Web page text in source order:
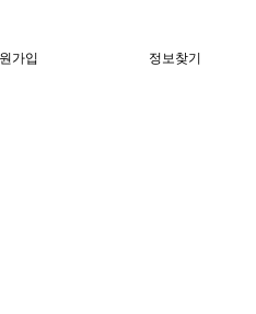
가입 정보찾기